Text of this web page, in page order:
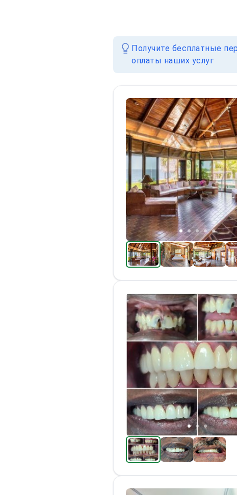
Получите бесплатные
оплаты наших услуг